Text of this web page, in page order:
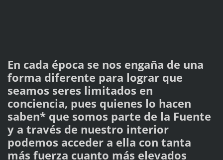
En cada época se nos engaña de una
forma diferente para lograr que
seamos seres limitados en
conciencia, pues quienes lo hacen
saben* que somos parte de la Fuente
y a través de nuestro interior
podemos acceder a ella con tanta
más fuerza cuanto más elevados